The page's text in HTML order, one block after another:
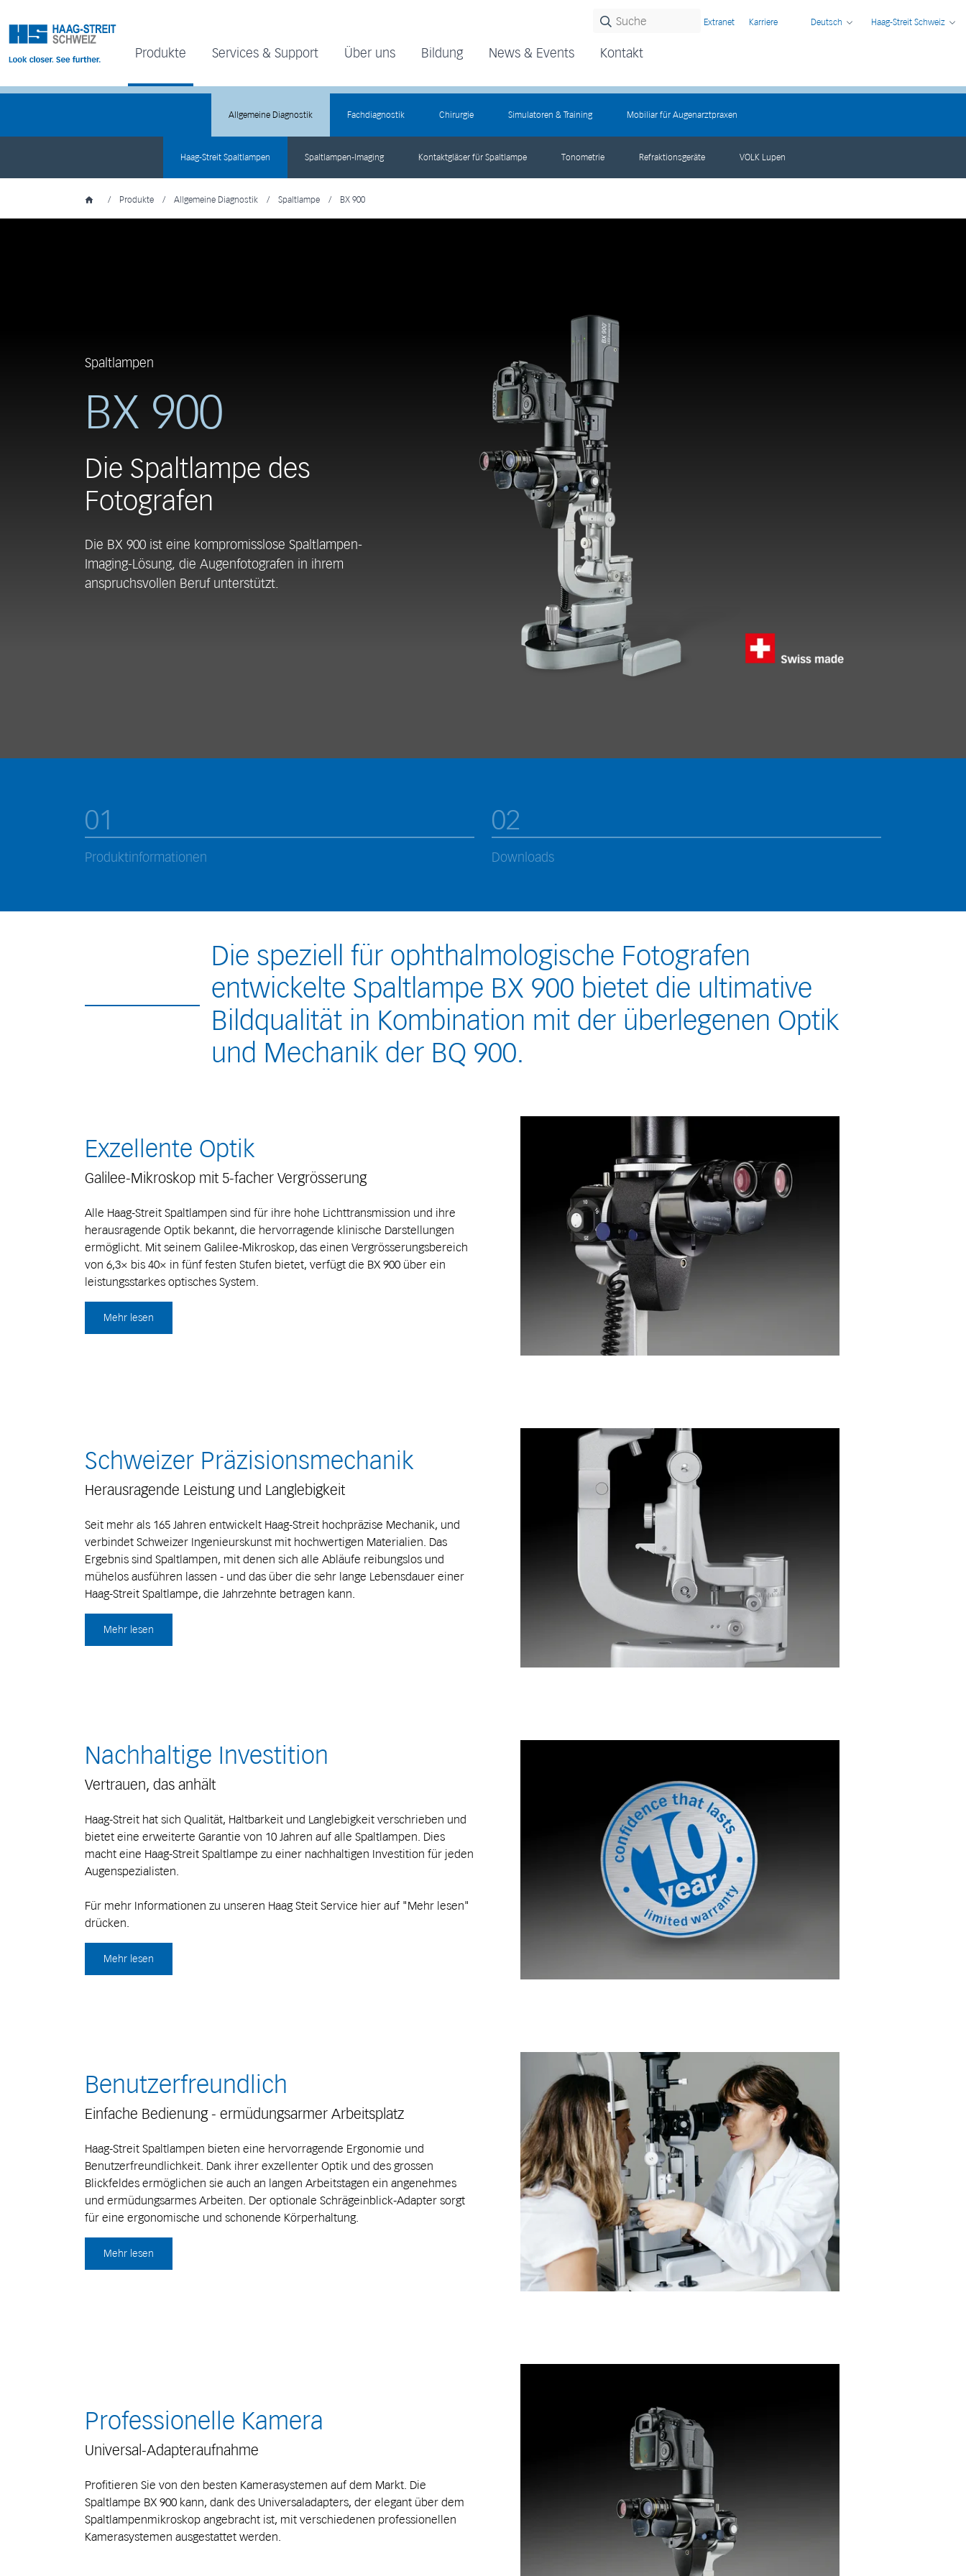
Produkte Services & Support Über uns Bildung News & Events Kontakt
Extranet Karriere Deutsch Haag-Streit Schweiz
Allgemeine Diagnostik Fachdiagnostik Chirurgie Simulatoren & Training Mobiliar für Augenarztpraxen
Haag-Streit Spaltlampen Spaltlampen-Imaging Kontaktgläser für Spaltlampe Tonometrie Refraktionsgeräte VOLK Lupen
/ Produkte / Allgemeine Diagnostik / Spaltlampe / BX 900
Spaltlampen
BX 900
Die Spaltlampe des
Fotografen
Die BX 900 ist eine kompromisslose Spaltlampen-
Imaging-Lösung, die Augenfotografen in ihrem
anspruchsvollen Beruf unterstützt.
01
Produktinformationen
02
Downloads
Die speziell für ophthalmologische Fotografen
entwickelte Spaltlampe BX 900 bietet die ultimative
Bildqualität in Kombination mit der überlegenen Optik
und Mechanik der BQ 900.
Exzellente Optik
Galilee-Mikroskop mit 5-facher Vergrösserung
Alle Haag-Streit Spaltlampen sind für ihre hohe Lichttransmission und ihre
herausragende Optik bekannt, die hervorragende klinische Darstellungen
ermöglicht. Mit seinem Galilee-Mikroskop, das einen Vergrösserungsbereich
von 6,3× bis 40× in fünf festen Stufen bietet, verfügt die BX 900 über ein
leistungsstarkes optisches System.
Mehr lesen
Schweizer Präzisionsmechanik
Herausragende Leistung und Langlebigkeit
Seit mehr als 165 Jahren entwickelt Haag-Streit hochpräzise Mechanik, und
verbindet Schweizer Ingenieurskunst mit hochwertigen Materialien. Das
Ergebnis sind Spaltlampen, mit denen sich alle Abläufe reibungslos und
mühelos ausführen lassen - und das über die sehr lange Lebensdauer einer
Haag-Streit Spaltlampe, die Jahrzehnte betragen kann.
Mehr lesen
Nachhaltige Investition
Vertrauen, das anhält
Haag-Streit hat sich Qualität, Haltbarkeit und Langlebigkeit verschrieben und
bietet eine erweiterte Garantie von 10 Jahren auf alle Spaltlampen. Dies
macht eine Haag-Streit Spaltlampe zu einer nachhaltigen Investition für jeden
Augenspezialisten.
Für mehr Informationen zu unseren Haag Steit Service hier auf "Mehr lesen"
drücken.
Mehr lesen
Benutzerfreundlich
Einfache Bedienung - ermüdungsarmer Arbeitsplatz
Haag-Streit Spaltlampen bieten eine hervorragende Ergonomie und
Benutzerfreundlichkeit. Dank ihrer exzellenter Optik und des grossen
Blickfeldes ermöglichen sie auch an langen Arbeitstagen ein angenehmes
und ermüdungsarmes Arbeiten. Der optionale Schrägeinblick-Adapter sorgt
für eine ergonomische und schonende Körperhaltung.
Mehr lesen
Professionelle Kamera
Universal-Adapteraufnahme
Profitieren Sie von den besten Kamerasystemen auf dem Markt. Die
Spaltlampe BX 900 kann, dank des Universaladapters, der elegant über dem
Spaltlampenmikroskop angebracht ist, mit verschiedenen professionellen
Kamerasystemen ausgestattet werden.